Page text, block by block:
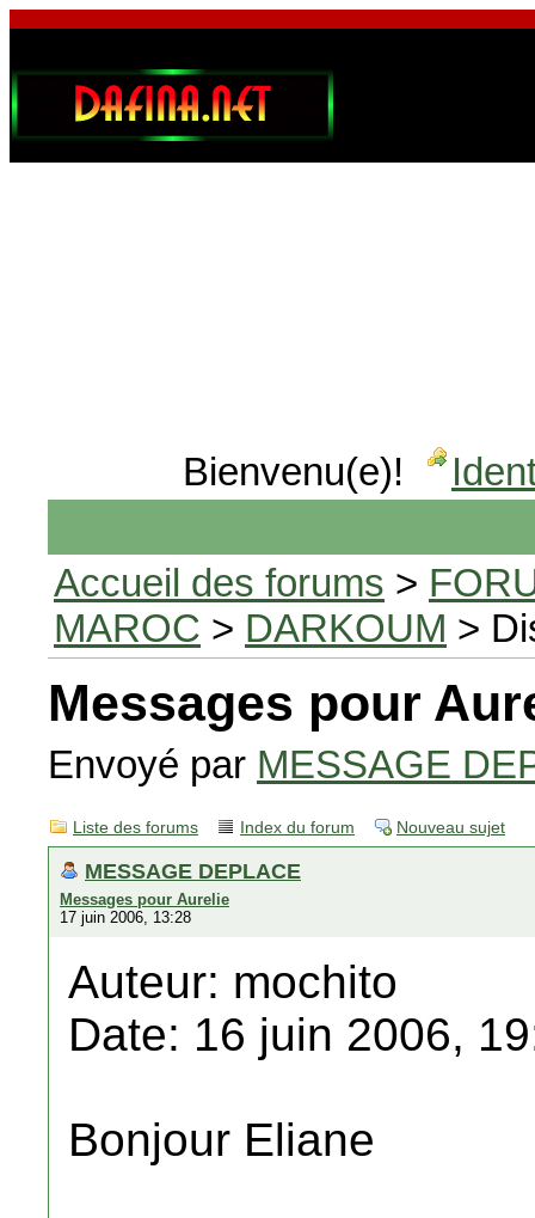
Bienvenu(e)!
Accueil des forums >
MAROC > DARKOUM >
Messages pour
Envoyé par MESSAGE
Liste des forums Index du forum Nouveau sujet
MESSAGE DEPLACE
Messages pour Aurelie
17 juin 2006, 13:28
Auteur: mochito
Date: 16 juin 2006,
Bonjour Eliane